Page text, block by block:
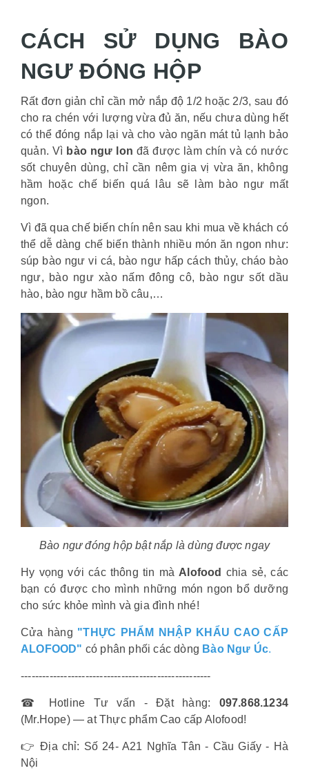
CÁCH SỬ DỤNG BÀO
NGƯ ĐÓNG HỘP
Rất đơn giản chỉ cần mở nắp độ 1/2 hoặc 2/3, sau đó
cho ra chén với lượng vừa đủ ăn, nếu chưa dùng hết
có thể đóng nắp lại và cho vào ngăn mát tủ lạnh bảo
quản. Vì bào ngư lon đã được làm chín và có nước
sốt chuyên dùng, chỉ cần nêm gia vị vừa ăn, không
hầm hoặc chế biến quá lâu sẽ làm bào ngư mất
ngon.
Vì đã qua chế biến chín nên sau khi mua về khách có
thể dễ dàng chế biến thành nhiều món ăn ngon như:
súp bào ngư vi cá, bào ngư hấp cách thủy, cháo bào
ngư, bào ngư xào nấm đông cô, bào ngư sốt dầu
hào, bào ngư hầm bồ câu,…
Bào ngư đóng hộp bật nắp là dùng được ngay
Hy vọng với các thông tin mà Alofood chia sẻ, các
bạn có được cho mình những món ngon bổ dưỡng
cho sức khỏe mình và gia đình nhé!
Cửa hàng "THỰC PHẨM NHẬP KHẨU CAO CẤP
ALOFOOD" có phân phối các dòng Bào Ngư Úc.
-----------------------------------------------------
☎ Hotline Tư vấn - Đặt hàng: 097.868.1234
(Mr.Hope) — at Thực phẩm Cao cấp Alofood!
👉 Địa chỉ: Số 24- A21 Nghĩa Tân - Cầu Giấy - Hà
Nội